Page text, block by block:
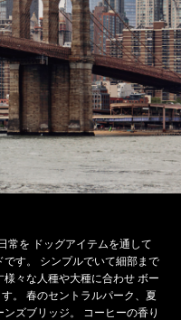
常を ドッグアイテムを通して
す。
シンプルでいて細部まで
様々な人種や大種に合わせ ボー
。
春のセントラルパーク、夏
ズブリッジ。
コーヒーの香り